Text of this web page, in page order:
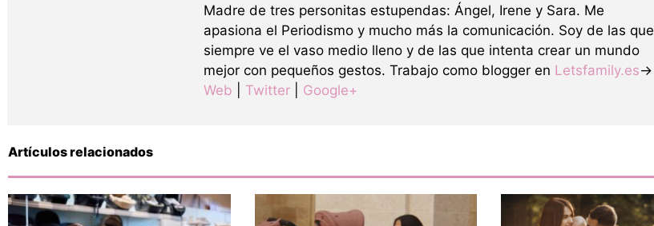
Madre de tres personitas estupendas: Ángel, Irene y Sara. Me
apasiona el Periodismo y mucho más la comunicación. Soy de las que
siempre ve el vaso medio lleno y de las que intenta crear un mundo
mejor con pequeños gestos. Trabajo como blogger en Letsfamily.es→
Web
Twitter Google+
Artículos relacionados